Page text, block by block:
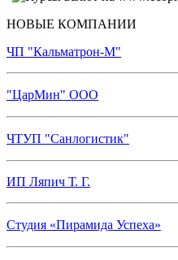
НОВЫЕ КОМПАНИИ
ЧП "Кальматрон-М"
"ЦарМин" ООО
ЧТУП "Санлогистик"
ИП Ляпич Т. Г.
Студия «Пирамида Успеха»